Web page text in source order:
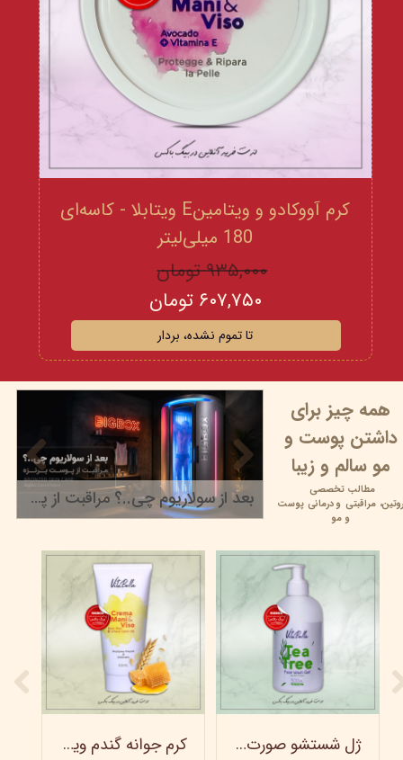
کرم آووکادو و ویتامینE ویتابلا - کاسه‌ای
180 میلی‌لیتر
۹۳۵,۰۰۰ تومان
۶۰۷,۷۵۰ تومان
تا تموم نشده، بردار
بعد از سولاریوم چی..؟ مراقبت از پوست برنزه
همه چیز برای
داشتن پوست و
مو سالم و زیبا
مطالب تخصصی
روتین،مراقبتی ودرمانی پوست
و مو
کرم جوانه گندم ویتابلا - تیوپی 60 میلی‌ لیتر ژل شستشو صورت ویتابلا - 300 میلی لیتر